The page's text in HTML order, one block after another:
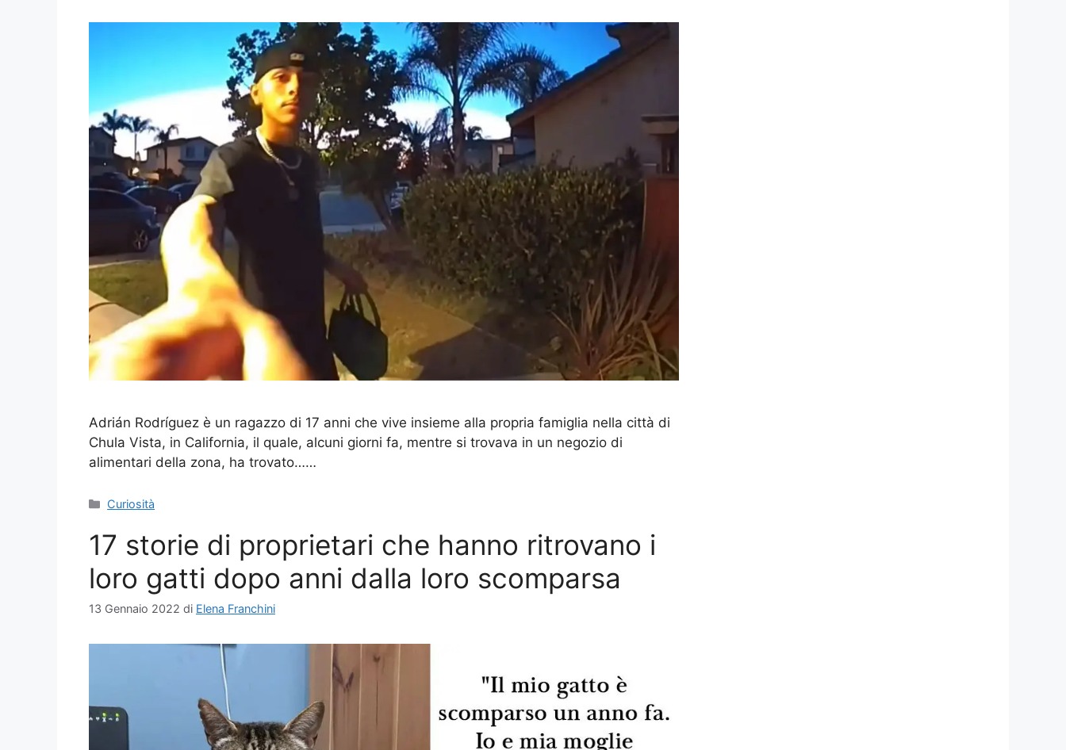
Adrián Rodríguez è un ragazzo di 17 anni che vive insieme alla propria famiglia nella città di
Chula Vista, in California, il quale, alcuni giorni fa, mentre si trovava in un negozio di
alimentari della zona, ha trovato……
Categorie
Curiosità
17 storie di proprietari che hanno ritrovano i
loro gatti dopo anni dalla loro scomparsa
13 Gennaio 2022 di Elena Franchini